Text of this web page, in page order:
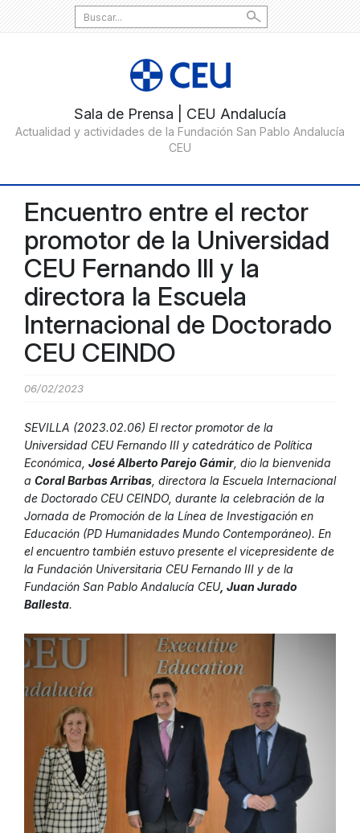
Search
for:
Encuentro entre el rector
promotor de la Universidad
CEU Fernando III y la
directora la Escuela
Internacional de Doctorado
CEU CEINDO
06/02/2023
SEVILLA (2023.02.06) El rector promotor de la
Universidad CEU Fernando III y catedrático de Política
Económica, José Alberto Parejo Gámir , dio la bienvenida
a Coral Barbas Arribas , directora la Escuela Internacional
de Doctorado CEU CEINDO, durante la celebración de la
Jornada de Promoción de la Línea de Investigación en
Educación (PD Humanidades Mundo Contemporáneo). En
el encuentro también estuvo presente el vicepresidente de
la Fundación Universitaria CEU Fernando III y de la
Fundación San Pablo Andalucía CEU, Juan Jurado
Ballesta.